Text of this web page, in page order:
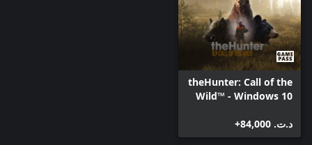
theHunter: Call of the
Wild™ - Windows 10
د.ت.‏ 84,000+